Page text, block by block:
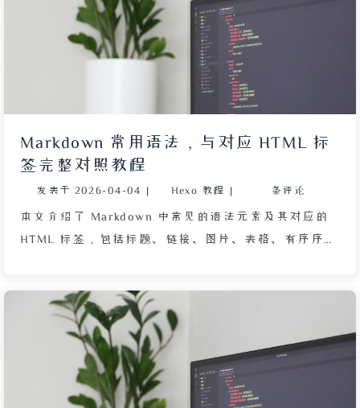
帮助读者快速掌握 Hexo 文章元数据的配置技巧，提升
博客搭建效率。
Markdown 常用语法，与对应 HTML 标
签完整对照教程
发表于 2026-04-04 | Hexo 教程 | 条评论
本文介绍了 Markdown 中常见的语法元素及其对应的
HTML 标签，包括标题、链接、图片、表格、有序序
过对比 Markdown 简洁的书写方式与相应的 HTML 实
现，帮助读者快速掌握 Markdown 的使用方法，并理
解其作为 HTML 简化版的本质。文章适合初学者参
考，也便于有 HTML 基础的开发者快速切换。